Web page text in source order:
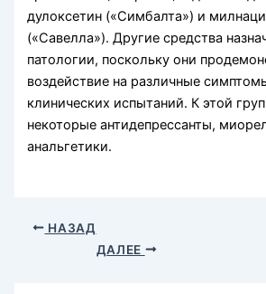
дулоксетин («Симбалта») и
(«Савелла»). Другие средства
патологии, поскольку они
воздействие на различные
клинических испытаний. К этой
некоторые антидепрессанты,
анальгетики.
НАЗАД
ДАЛЕЕ